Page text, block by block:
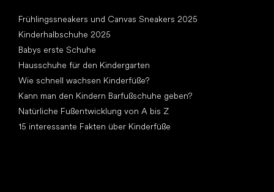
Frühlingssneakers und Canvas Sneakers 2025
Kinderhalbschuhe 2025
Babys erste Schuhe
Hausschuhe für den Kindergarten
Wie schnell wachsen Kinderfüße?
Kann man den Kindern Barfußschuhe geben?
Natürliche Fußentwicklung von A bis Z
15 interessante Fakten über Kinderfüße